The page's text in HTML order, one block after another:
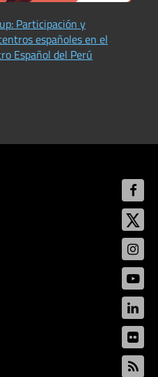
Participación y
españoles en el
Español del Perú